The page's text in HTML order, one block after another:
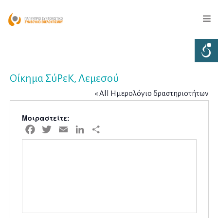
Οίκημα ΣύΡεΚ, Λεμεσού
« All Ημερολόγιο δραστηριοτήτων
Μοιραστείτε:
Facebook
Twitter Email LinkedIn